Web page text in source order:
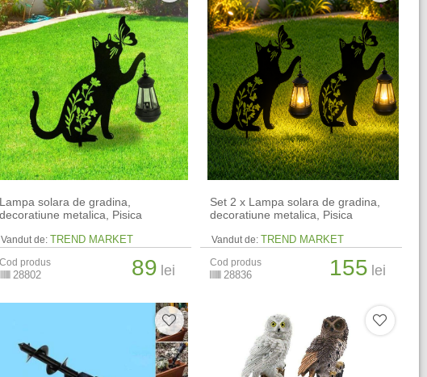
Lampa solara de gradina,
decoratiune metalica, Pisica
Vandut de: TREND MARKET
Cod produs
28802 89 lei
Set 2 x Lampa solara de gradina,
decoratiune metalica, Pisica
Vandut de: TREND MARKET
Cod produs
28836 155 lei